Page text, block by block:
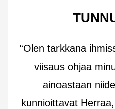
“Olen tarkkana
viisaus ohjaa
ainoastaan
kunnioittavat